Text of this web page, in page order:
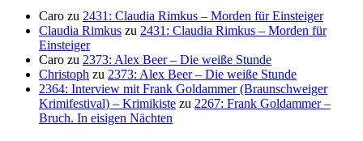
Caro zu 2431: Claudia Rimkus – Morden für Einsteiger
Claudia Rimkus zu 2431: Claudia Rimkus – Morden für
Einsteiger
Caro zu 2373: Alex Beer – Die weiße Stunde
Christoph zu 2373: Alex Beer – Die weiße Stunde
2364: Interview mit Frank Goldammer (Braunschweiger
Krimifestival) – Krimikiste zu 2267: Frank Goldammer –
Bruch. In eisigen Nächten